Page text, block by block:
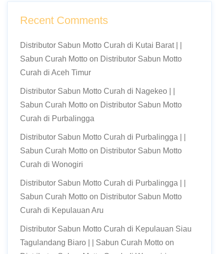
Recent Comments
Distributor Sabun Motto Curah di Kutai Barat | |
Sabun Curah Motto on Distributor Sabun Motto
Curah di Aceh Timur
Distributor Sabun Motto Curah di Nagekeo | |
Sabun Curah Motto on Distributor Sabun Motto
Curah di Purbalingga
Distributor Sabun Motto Curah di Purbalingga | |
Sabun Curah Motto on Distributor Sabun Motto
Curah di Wonogiri
Distributor Sabun Motto Curah di Purbalingga | |
Sabun Curah Motto on Distributor Sabun Motto
Curah di Kepulauan Aru
Distributor Sabun Motto Curah di Kepulauan Siau
Tagulandang Biaro | | Sabun Curah Motto on